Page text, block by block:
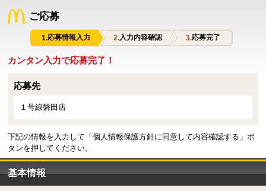
ご応募
応募情報入力 入力内容確認 応募完了
カンタン入力で応募完了！
応募先
１号線磐田店
下記の情報を入力して「個人情報保護方針に同意して内容確認する」ボ
タンを押してください。
基本情報